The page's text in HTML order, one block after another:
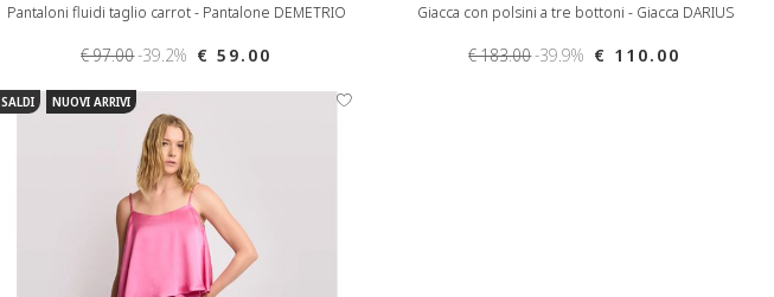
Pantaloni fluidi taglio carrot - Pantalone DEMETRIO
€ 97.00-39.2% € 59.00
Giacca con polsini a tre bottoni - Giacca DARIUS
€ 183.00-39.9% € 110.00
SALDI NUOVI ARRIVI